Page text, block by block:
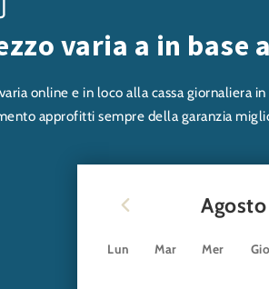
varia a in base
online e in loco alla cassa giornaliera
approfitti sempre della garanzia
Agosto
Lun Mar Mer Gio